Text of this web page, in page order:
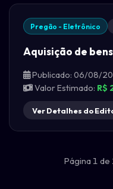
Pregão - Eletrônico
Aquisição de
Publicado: 06/08/
Valor Estimado: R$
Ver Detalhes do
Página 1 de